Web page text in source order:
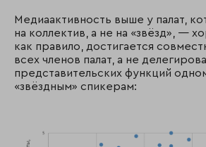
Медиаактивность выше у палат,
на коллектив, а не на «звёзд», —
как правило, достигается
всех членов палат, а не
представительских функций
«звёздным» спикерам: